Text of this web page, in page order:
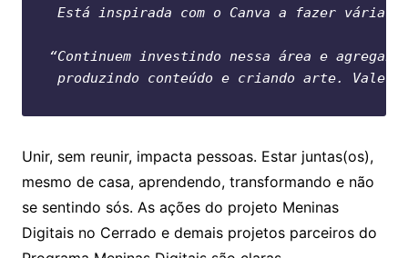
Está inspirada com o Canva a fazer
“Continuem investindo nessa área e
produzindo conteúdo e criando arte.
Unir, sem reunir, impacta pessoas. Estar juntas(os),
mesmo de casa, aprendendo, transformando e não
se sentindo sós. As ações do projeto Meninas
Digitais no Cerrado e demais projetos parceiros do